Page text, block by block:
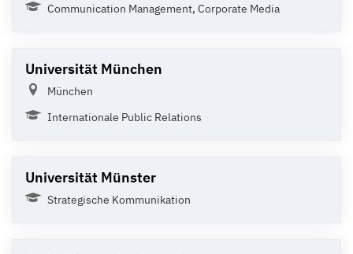
Communication Management, Corporate Media
Universität München
München
Internationale Public Relations
Universität Münster
Strategische Kommunikation